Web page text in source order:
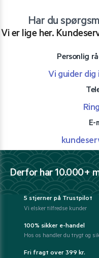
Har du
Vi er lige her.
Personlig
Vi guider dig
E-
Derfor har 10.000+
5 stjerner på Trustpilot
Vi elsker tilfredse kunder
100% sikker e-handel
Hos os handler du trygt og
Fri fragt over 399 kr.